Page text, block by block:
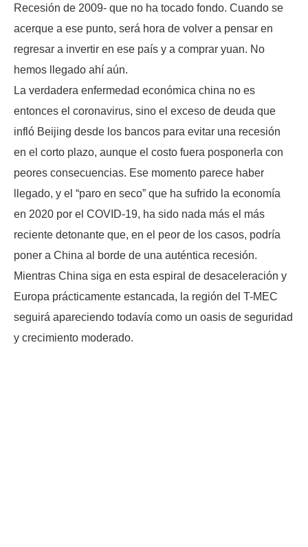
Recesión de 2009- que no ha tocado fondo. Cuando se
acerque a ese punto, será hora de volver a pensar en
regresar a invertir en ese país y a comprar yuan. No
hemos llegado ahí aún.
La verdadera enfermedad económica china no es
entonces el coronavirus, sino el exceso de deuda que
infló Beijing desde los bancos para evitar una recesión
en el corto plazo, aunque el costo fuera posponerla con
peores consecuencias. Ese momento parece haber
llegado, y el “paro en seco” que ha sufrido la economía
en 2020 por el COVID-19, ha sido nada más el más
reciente detonante que, en el peor de los casos, podría
poner a China al borde de una auténtica recesión.
Mientras China siga en esta espiral de desaceleración y
Europa prácticamente estancada, la región del T-MEC
seguirá apareciendo todavía como un oasis de seguridad
y crecimiento moderado.